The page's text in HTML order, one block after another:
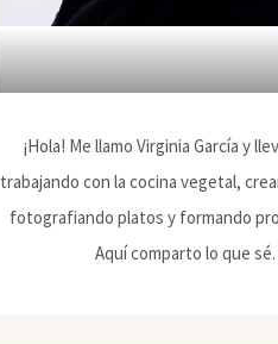
¡Hola! Me llamo Virginia García y
trabajando con la cocina vegetal,
fotografiando platos y formando
Aquí comparto lo que sé.